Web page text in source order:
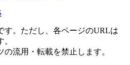
す。ただし、各ページのURLは
流用・転載を禁止します。